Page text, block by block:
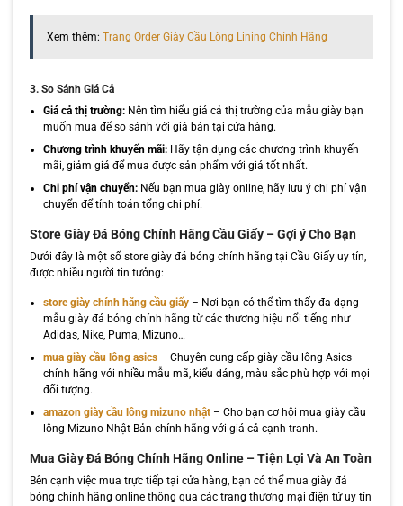
Xem thêm: Trang Order Giày Cầu Lông Lining Chính Hãng
3. So Sánh Giá Cả
Giá cả thị trường:Nên tìm hiểu giá cả thị trường của mẫu giày bạn
muốn mua để so sánh với giá bán tại cửa hàng.
Chương trình khuyến mãi:Hãy tận dụng các chương trình khuyến
mãi, giảm giá để mua được sản phẩm với giá tốt nhất.
Chi phí vận chuyển:Nếu bạn mua giày online, hãy lưu ý chi phí vận
chuyển để tính toán tổng chi phí.
Store Giày Đá Bóng Chính Hãng Cầu Giấy – Gợi ý Cho Bạn
Dưới đây là một số store giày đá bóng chính hãng tại Cầu Giấy uy tín,
được nhiều người tin tưởng:
store giày chính hãng cầu giấy– Nơi bạn có thể tìm thấy đa dạng
mẫu giày đá bóng chính hãng từ các thương hiệu nổi tiếng như
Adidas, Nike, Puma, Mizuno…
mua giày cầu lông asics– Chuyên cung cấp giày cầu lông Asics
chính hãng với nhiều mẫu mã, kiểu dáng, màu sắc phù hợp với mọi
đối tượng.
amazon giày cầu lông mizuno nhật– Cho bạn cơ hội mua giày cầu
lông Mizuno Nhật Bản chính hãng với giá cả cạnh tranh.
Mua Giày Đá Bóng Chính Hãng Online – Tiện Lợi Và An Toàn
Bên cạnh việc mua trực tiếp tại cửa hàng, bạn có thể mua giày đá
bóng chính hãng online thông qua các trang thương mại điện tử uy tín